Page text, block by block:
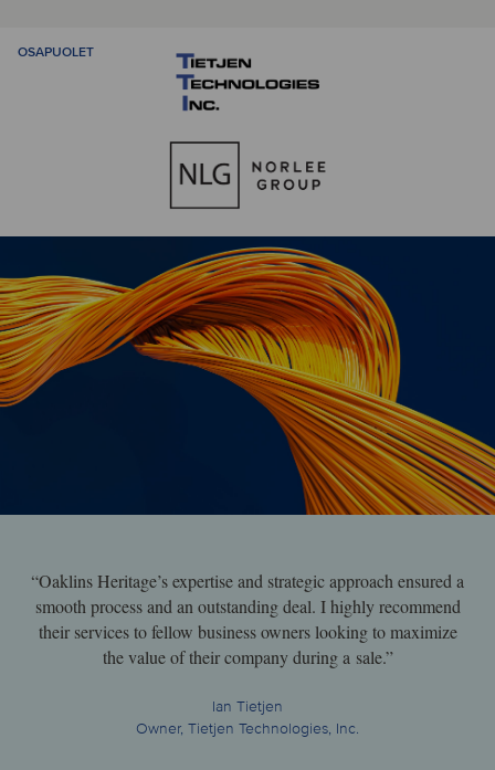
OSAPUOLET
“Oaklins Heritage’s expertise and strategic approach ensured a
smooth process and an outstanding deal. I highly recommend
their services to fellow business owners looking to maximize
the value of their company during a sale.”
Ian Tietjen
Owner, Tietjen Technologies, Inc.